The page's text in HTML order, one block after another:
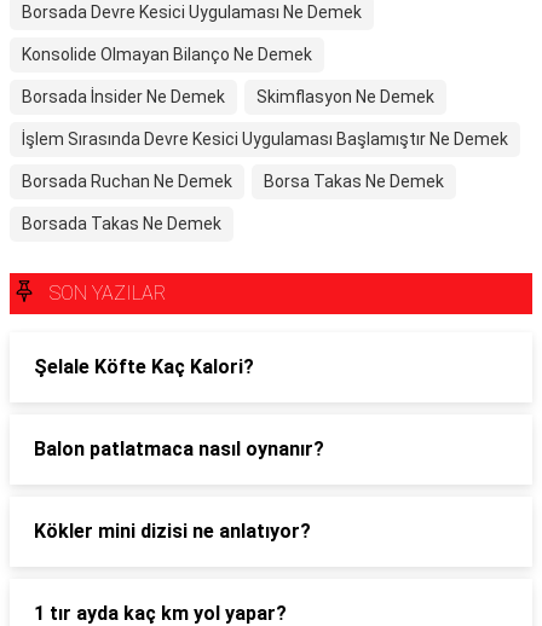
Borsada Devre Kesici Uygulaması Ne Demek
Konsolide Olmayan Bilanço Ne Demek
Borsada İnsider Ne Demek Skimflasyon Ne Demek
İşlem Sırasında Devre Kesici Uygulaması Başlamıştır Ne Demek
Borsada Ruchan Ne Demek Borsa Takas Ne Demek
Borsada Takas Ne Demek
SON YAZILAR
Şelale Köfte Kaç Kalori?
Balon patlatmaca nasıl oynanır?
Kökler mini dizisi ne anlatıyor?
1 tır ayda kaç km yol yapar?